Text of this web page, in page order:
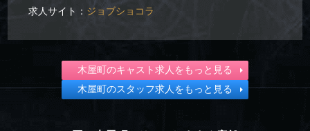
求人サイト： ジョブショコラ
木屋町のキャスト求人をもっと見る
木屋町のスタッフ求人をもっと見る